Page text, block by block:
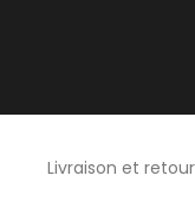
Livraison et retour